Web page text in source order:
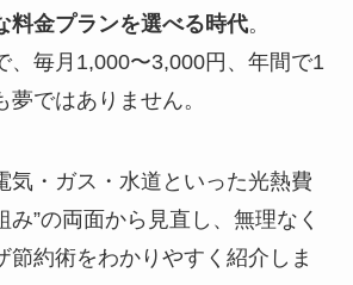
料金プランを選べる時代。
、毎月1,000〜3,000円、年間で1
ではありません。
気・ガス・水道といった光熱費
み”の両面から見直し、無理なく
節約術をわかりやすく紹介しま